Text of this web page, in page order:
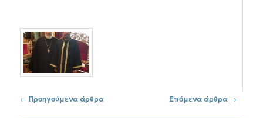
Πλοήγηση στα άρθρα
← Προηγούμενα άρθρα Επόμενα άρθρα →